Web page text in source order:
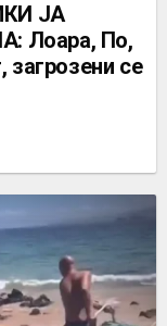
Лоара, По,
загрозени се